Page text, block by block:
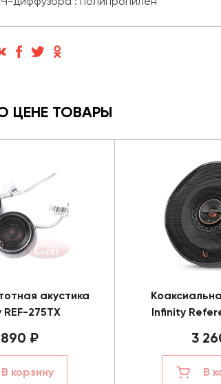
ЦЕНЕ ТОВАРЫ
акустика
275TX
₽
В корзину
Infinity
3
В